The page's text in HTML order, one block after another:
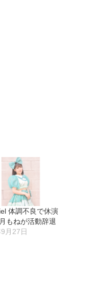
体調不良で休演
もねが活動辞退
月27日